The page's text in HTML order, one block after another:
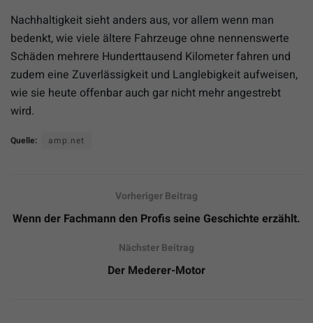
Nachhaltigkeit sieht anders aus, vor allem wenn man
bedenkt, wie viele ältere Fahrzeuge ohne nennenswerte
Schäden mehrere Hunderttausend Kilometer fahren und
zudem eine Zuverlässigkeit und Langlebigkeit aufweisen,
wie sie heute offenbar auch gar nicht mehr angestrebt
wird.
Quelle: amp.net
Vorheriger Beitrag
Wenn der Fachmann den Profis seine Geschichte erzählt.
Nächster Beitrag
Der Mederer-Motor